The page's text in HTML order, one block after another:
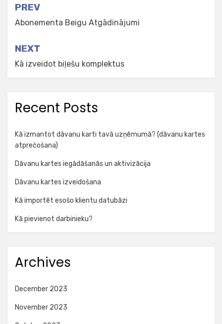
Post
navigation
PREV
Abonementa Beigu Atgādinājumi
NEXT
Kā izveidot biļešu komplektus
Recent Posts
Kā izmantot dāvanu karti tavā uzņēmumā? (dāvanu kartes
atprečošana)
Dāvanu kartes iegādāšanās un aktivizācija
Dāvanu kartes izveidošana
Kā importēt esošo klientu datubāzi
Kā pievienot darbinieku?
Archives
December 2023
November 2023